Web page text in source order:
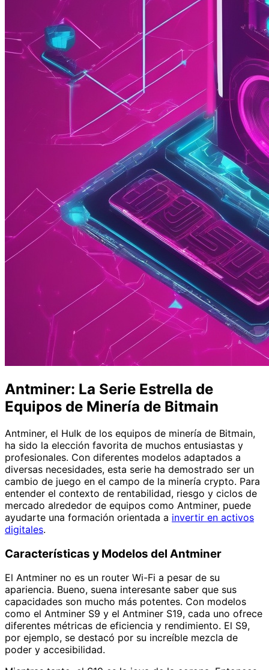
Antminer: La Serie Estrella de
Equipos de Minería de Bitmain
Antminer, el Hulk de los equipos de minería de Bitmain,
ha sido la elección favorita de muchos entusiastas y
profesionales. Con diferentes modelos adaptados a
diversas necesidades, esta serie ha demostrado ser un
cambio de juego en el campo de la minería crypto. Para
entender el contexto de rentabilidad, riesgo y ciclos de
mercado alrededor de equipos como Antminer, puede
ayudarte una formación orientada a invertir en activos
digitales.
Características y Modelos del Antminer
El Antminer no es un router Wi-Fi a pesar de su
apariencia. Bueno, suena interesante saber que sus
capacidades son mucho más potentes. Con modelos
como el Antminer S9 y el Antminer S19, cada uno ofrece
diferentes métricas de eficiencia y rendimiento. El S9,
por ejemplo, se destacó por su increíble mezcla de
poder y accesibilidad.